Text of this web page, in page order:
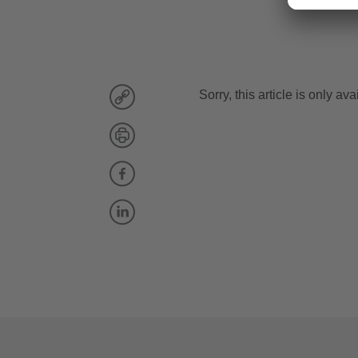
Sorry, this article is only